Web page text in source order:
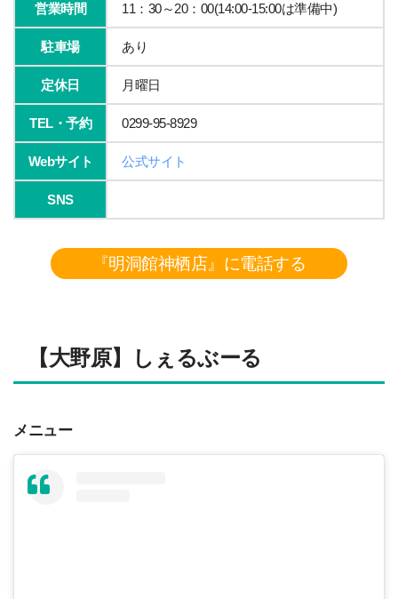
営業時間 11：30～20：00(14:00-15:00は準備中)
駐車場 あり
定休日 月曜日
TEL・予約 0299-95-8929
Webサイト 公式サイト
SNS
『明洞館神栖店』に電話する
【大野原】しぇるぶーる
メニュー